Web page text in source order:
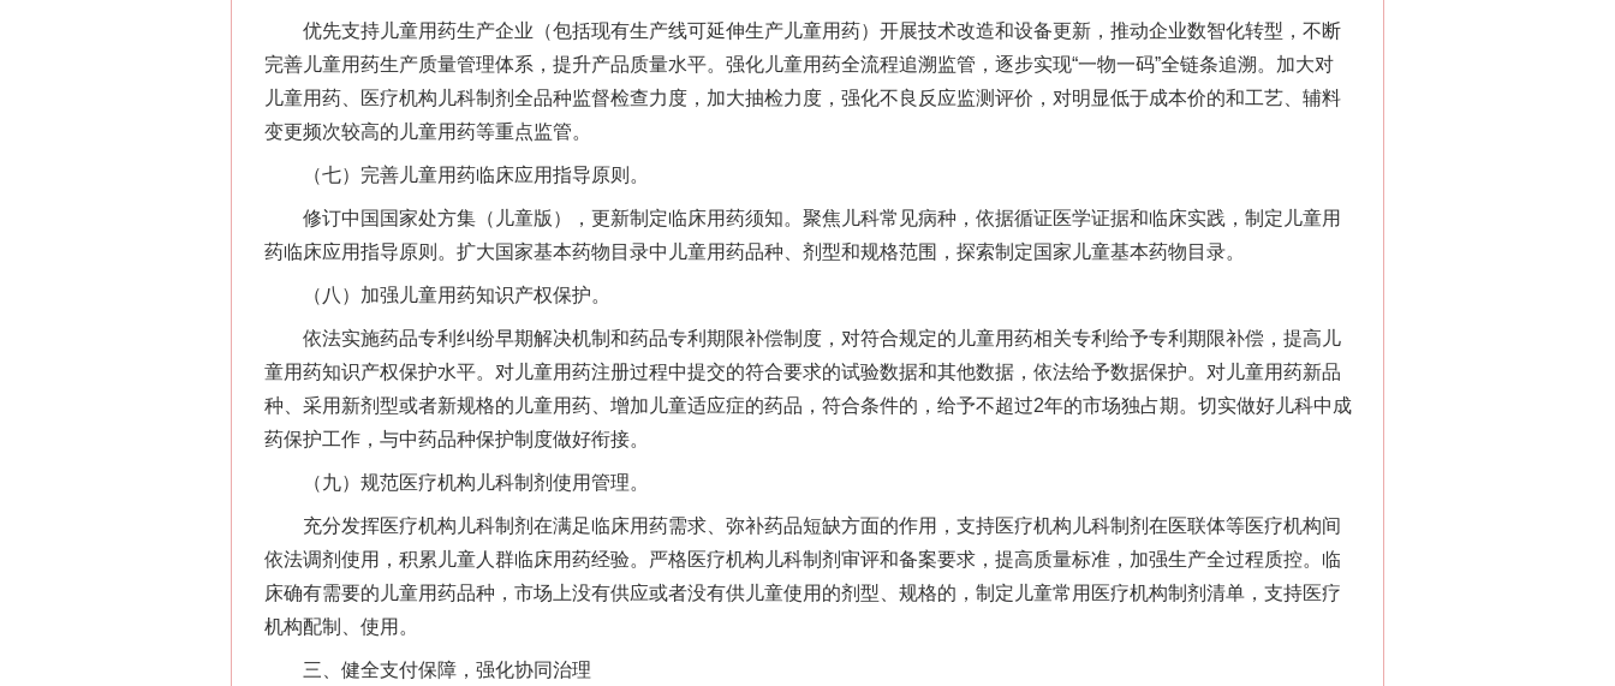
优先支持儿童用药生产企业（包括现有生产线可延伸生产儿童用药）开展技术改造和设备更新，推动企业数智化转型，不断
完善儿童用药生产质量管理体系，提升产品质量水平。强化儿童用药全流程追溯监管，逐步实现“一物一码”全链条追溯。加大对
儿童用药、医疗机构儿科制剂全品种监督检查力度，加大抽检力度，强化不良反应监测评价，对明显低于成本价的和工艺、辅料
变更频次较高的儿童用药等重点监管。
（七）完善儿童用药临床应用指导原则。
修订中国国家处方集（儿童版），更新制定临床用药须知。聚焦儿科常见病种，依据循证医学证据和临床实践，制定儿童用
药临床应用指导原则。扩大国家基本药物目录中儿童用药品种、剂型和规格范围，探索制定国家儿童基本药物目录。
（八）加强儿童用药知识产权保护。
依法实施药品专利纠纷早期解决机制和药品专利期限补偿制度，对符合规定的儿童用药相关专利给予专利期限补偿，提高儿
童用药知识产权保护水平。对儿童用药注册过程中提交的符合要求的试验数据和其他数据，依法给予数据保护。对儿童用药新品
种、采用新剂型或者新规格的儿童用药、增加儿童适应症的药品，符合条件的，给予不超过2年的市场独占期。切实做好儿科中成
药保护工作，与中药品种保护制度做好衔接。
（九）规范医疗机构儿科制剂使用管理。
充分发挥医疗机构儿科制剂在满足临床用药需求、弥补药品短缺方面的作用，支持医疗机构儿科制剂在医联体等医疗机构间
依法调剂使用，积累儿童人群临床用药经验。严格医疗机构儿科制剂审评和备案要求，提高质量标准，加强生产全过程质控。临
床确有需要的儿童用药品种，市场上没有供应或者没有供儿童使用的剂型、规格的，制定儿童常用医疗机构制剂清单，支持医疗
机构配制、使用。
三、健全支付保障，强化协同治理